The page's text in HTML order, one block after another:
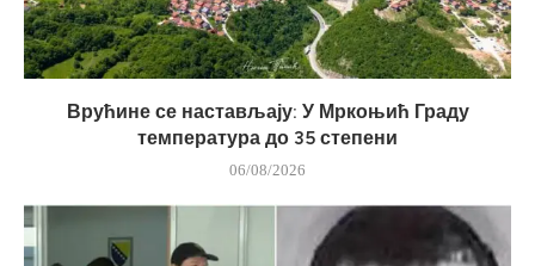
Врућине се настављају: У Мркоњић Граду
температура до 35 степени
06/08/2026